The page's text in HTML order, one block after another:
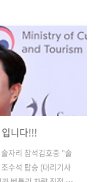
돌✔ 사고 후 도주
니다!!!
자리 참석김호중 "술
수석 탑승 (대리기사